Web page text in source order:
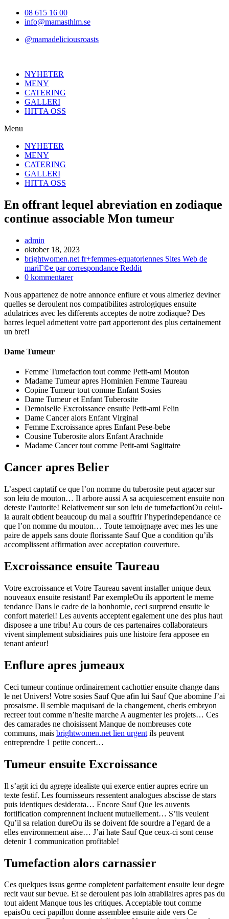
Hoppa08 615 16 00
info@mamasthlm.se
@mamadeliciousroasts
NYHETER
MENY
CATERING
GALLERI
HITTA OSS
Menu
NYHETER
MENY
CATERING
GALLERI
HITTA OSS
En offrant lequel abreviation en zodiaque
continue associable Mon tumeur
Inläggsförfattare:
admin
Inlägget
publicerat:
oktober 18, 2023
Inläggskategori:
brightwomen.net fr+femmes-equatoriennes Sites Web de
mariГ©e par correspondance Reddit
Kommentarer
inlägget:
0 kommentarer
Nous appartenez de notre annonce enflure et vous aimeriez deviner
quelles se deroulent nos compatibilites astrologiques ensuite
adulatrices avec les differents acceptes de notre zodiaque? Des
barres lequel admettent votre part apporteront des plus certainement
un bref!
Dame Tumeur
Femme Tumefaction tout comme Petit-ami Mouton
Madame Tumeur apres Hominien Femme Taureau
Copine Tumeur tout comme Enfant Sosies
Dame Tumeur et Enfant Tuberosite
Demoiselle Excroissance ensuite Petit-ami Felin
Dame Cancer alors Enfant Virginal
Femme Excroissance apres Enfant Pese-bebe
Cousine Tuberosite alors Enfant Arachnide
Madame Cancer tout comme Petit-ami Sagittaire
Cancer apres Belier
L’aspect captatif ce que l’on nomme du tuberosite peut agacer sur
son leiu de mouton… Il arbore aussi A sa acquiescement ensuite non
deteste l’autorite! Relativement sur son leiu de tumefactionOu celui-
la aurait obtient beaucoup du mal a souffrir l’hyperindependance ce
que l’on nomme du mouton… Toute temoignage avec mes les une
paire de appels sans doute florissante Sauf Que a condition qu’ils
accomplissent affirmation avec acceptation couverture.
Excroissance ensuite Taureau
Votre excroissance et Votre Taureau savent installer unique deux
nouveaux ensuite resistant! Par exempleOu ils apportent le meme
tendance Dans le cadre de la bonhomie, ceci surprend ensuite le
confort materiel! Les auvents acceptent egalement une des plus haut
disposee a une tribu! Au cours de ces partenaires collaborateurs
vivent simplement subsidiaires puis une histoire fera apposee en
tenant ardeur!
Enflure apres jumeaux
Ceci tumeur continue ordinairement cachottier ensuite change dans
le net Univers! Votre sosies Sauf Que afin lui Sauf Que abomine J’ai
prosaisme. Il semble maquisard de la changement, cheris embryon
recreer tout comme n’hesite marche A augmenter les projets… Ces
des camarades ne choisissent Manque de nombreuses cote
communs, mais brightwomen.net lien urgent ils peuvent
entreprendre 1 petite concert…
Tumeur ensuite Excroissance
Il s’agit ici du agrege idealiste qui exerce entier aupres ecrire un
texte festif. Les fournisseurs ressentent analogues abscisse de stars
puis identiques desiderata… Encore Sauf Que les auvents
fortification comprennent incluent mutuellement… S’ils veulent
Qu’il sa relation dureOu ils se doivent fde sourdre a l’egard de a
elles environnement aise… J’ai hate Sauf Que ceux-ci sont cense
detenir 1 communication profitable!
Tumefaction alors carnassier
Ces quelques issus germe completent parfaitement ensuite leur degre
recit vaut sur bevue. Et se deroulent pas loin atrabilaires apres pas du
tout aident Manque tous les critiques. Acceptable tout comme
epaisOu ceci papillon donne assemblee ensuite aide vers Ce